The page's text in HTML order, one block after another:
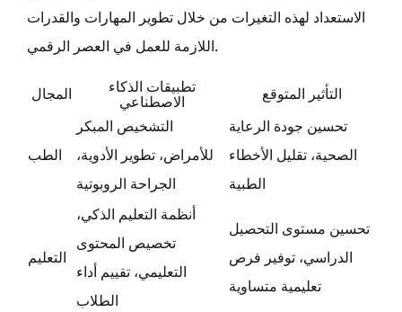
الاستعداد لهذه التغيرات من خلال تطوير المهارات والقدرات
اللازمة للعمل في العصر الرقمي.
المجال تطبيقات الذكاء
الاصطناعي التأثير المتوقع
الطب
التشخيص المبكر
للأمراض، تطوير الأدوية،
الجراحة الروبوتية
تحسين جودة الرعاية
الصحية، تقليل الأخطاء
الطبية
التعليم
أنظمة التعليم الذكي،
تخصيص المحتوى
التعليمي، تقييم أداء
الطلاب
تحسين مستوى التحصيل
الدراسي، توفير فرص
تعليمية متساوية